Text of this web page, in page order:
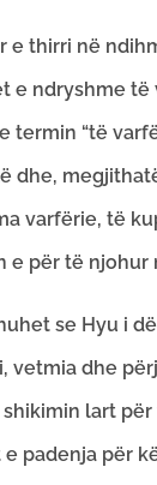
e thirri në
e ndryshme
termin “të
dhe,
varfërie, të
e për të njohur
se Hyu i
vetmia dhe
lart
padenja për